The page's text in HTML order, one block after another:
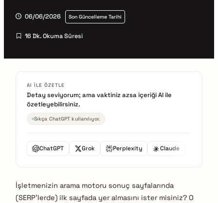
06/06/2026 Son Güncelleme Tarihi
16 Dk. Okuma Süresi
AI ILE ÖZETLE
Detay seviyorum; ama vaktiniz azsa içeriği AI ile
özetleyebilirsiniz.
Sıkça ChatGPT kullanılıyor.
ChatGPT Grok Perplexity Claude
İşletmenizin arama motoru sonuç sayfalarında
(SERP’lerde) ilk sayfada yer almasını ister misiniz? O